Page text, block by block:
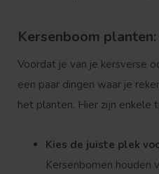
Kersenboom
Voordat je van je kersverse
een paar dingen waar je
het planten. Hier zijn enkele
Kies de juiste plek
Kersenbomen houden